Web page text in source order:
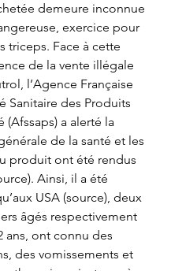
demeure inconnue
exercice pour
triceps. Face à cette
de la vente illégale
l’Agence Française
Sanitaire des Produits
(Afssaps) a alerté la
de la santé et les
produit ont été rendus
Ainsi, il a été
USA (source), deux
âgés respectivement
ans, ont connu des
des vomissements et